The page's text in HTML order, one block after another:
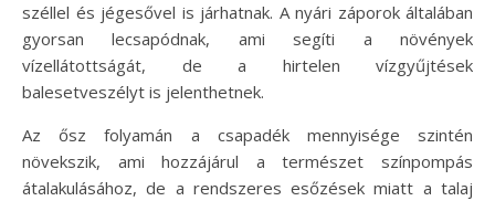
széllel és jégesővel is járhatnak. A nyári záporok általában
gyorsan lecsapódnak, ami segíti a növények
vízellátottságát, de a hirtelen vízgyűjtések
balesetveszélyt is jelenthetnek.
Az ősz folyamán a csapadék mennyisége szintén
növekszik, ami hozzájárul a természet színpompás
átalakulásához, de a rendszeres esőzések miatt a talaj